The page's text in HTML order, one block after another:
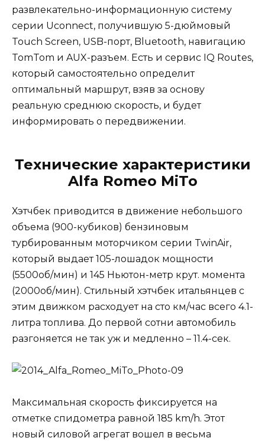
развлекательно-информационную систему
серии Uconnect, получившую 5-дюймовый
Touch Screen, USB-порт, Bluetooth, навигацию
TomTom и AUX-разъем. Есть и сервис IQ Routes,
который самостоятельно определит
оптимальный маршрут, взяв за основу
реальную среднюю скорость, и будет
информировать о передвижении.
Технические характеристики
Alfa Romeo MiTo
Хэтчбек приводится в движение небольшого
объема (900-кубиков) бензиновым
турбированным моторчиком серии TwinAir,
который выдает 105-лошадок мощности
(5500об/мин) и 145 Ньютон-метр крут. момента
(2000об/мин). Стильный хэтчбек итальянцев с
этим движком расходует на сто км/час всего 4.1-
литра топлива. До первой сотни автомобиль
разгоняется не так уж и медленно – 11.4-сек.
Максимальная скорость фиксируется на
отметке спидометра равной 185 km/h. Этот
новый силовой агрегат вошел в весьма